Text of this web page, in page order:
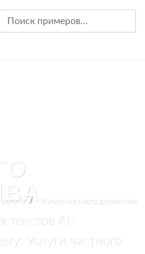
текстов AI-
Услуги частного
Услуги частного детектива